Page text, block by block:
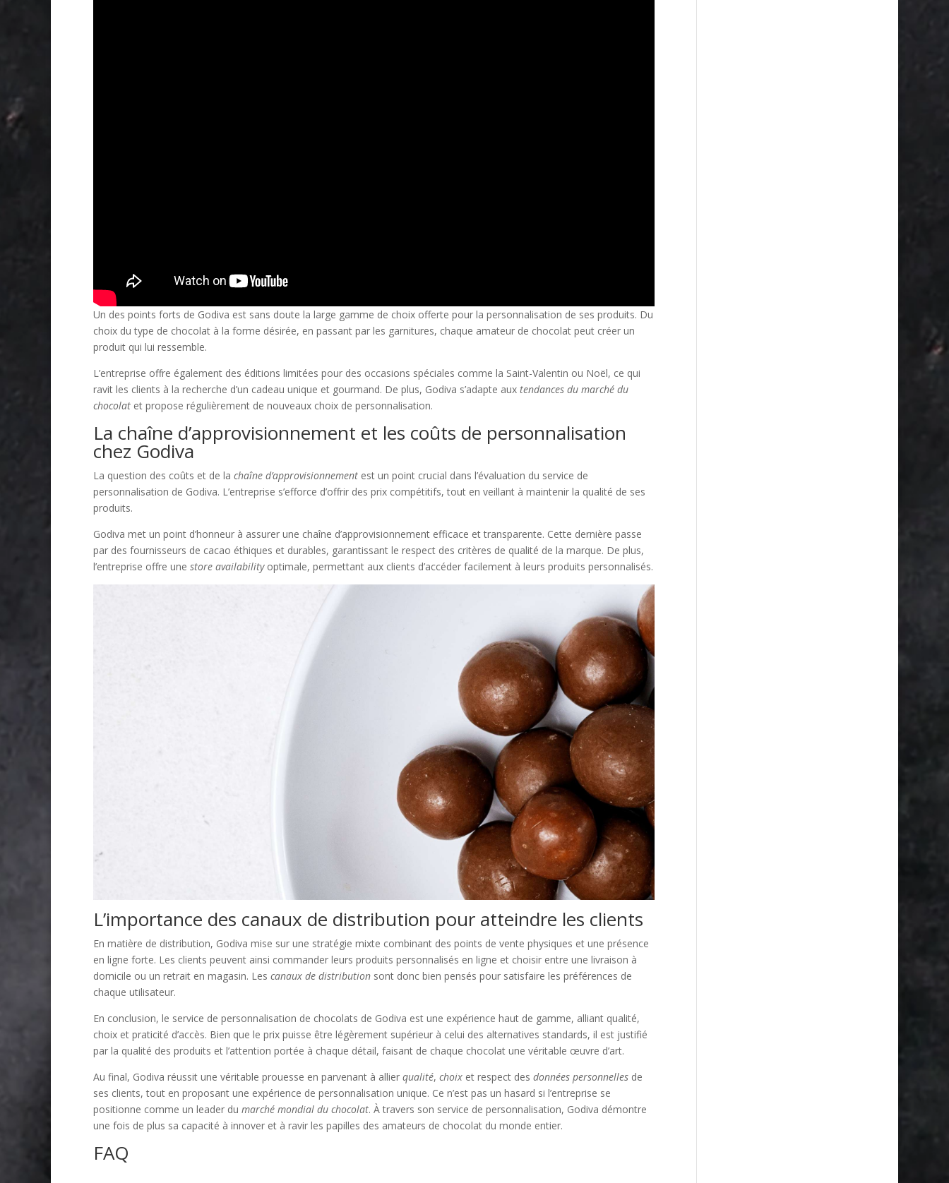
Un des points forts de Godiva est sans doute la large gamme de choix offerte pour la personnalisation de ses produits. Du
choix du type de chocolat à la forme désirée, en passant par les garnitures, chaque amateur de chocolat peut créer un
produit qui lui ressemble.
L’entreprise offre également des éditions limitées pour des occasions spéciales comme la Saint-Valentin ou Noël, ce qui
ravit les clients à la recherche d’un cadeau unique et gourmand. De plus, Godiva s’adapte aux tendances du marché du
chocolat et propose régulièrement de nouveaux choix de personnalisation.
La chaîne d’approvisionnement et les coûts de personnalisation
chez Godiva
La question des coûts et de la chaîne d’approvisionnement est un point crucial dans l’évaluation du service de
personnalisation de Godiva. L’entreprise s’efforce d’offrir des prix compétitifs, tout en veillant à maintenir la qualité de ses
produits.
Godiva met un point d’honneur à assurer une chaîne d’approvisionnement efficace et transparente. Cette dernière passe
par des fournisseurs de cacao éthiques et durables, garantissant le respect des critères de qualité de la marque. De plus,
l’entreprise offre une store availabilityoptimale, permettant aux clients d’accéder facilement à leurs produits personnalisés.
L’importance des canaux de distribution pour atteindre les clients
En matière de distribution, Godiva mise sur une stratégie mixte combinant des points de vente physiques et une présence
en ligne forte. Les clients peuvent ainsi commander leurs produits personnalisés en ligne et choisir entre une livraison à
domicile ou un retrait en magasin. Les canaux de distribution sont donc bien pensés pour satisfaire les préférences de
chaque utilisateur.
En conclusion, le service de personnalisation de chocolats de Godiva est une expérience haut de gamme, alliant qualité,
choix et praticité d’accès. Bien que le prix puisse être légèrement supérieur à celui des alternatives standards, il est justifié
par la qualité des produits et l’attention portée à chaque détail, faisant de chaque chocolat une véritable œuvre d’art.
Au final, Godiva réussit une véritable prouesse en parvenant à allier qualité, choix et respect des données personnelles de
ses clients, tout en proposant une expérience de personnalisation unique. Ce n’est pas un hasard si l’entreprise se
positionne comme un leader du marché mondial du chocolat. À travers son service de personnalisation, Godiva démontre
une fois de plus sa capacité à innover et à ravir les papilles des amateurs de chocolat du monde entier.
FAQ